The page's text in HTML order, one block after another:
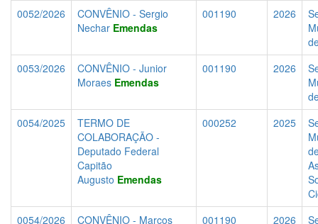
0052/2026
CONVÊNIO - Sergio
Nechar Emendas
001190 2026
0053/2026
CONVÊNIO - Junior
Moraes Emendas
001190 2026
0054/2025
TERMO DE
COLABORAÇÃO -
Deputado Federal
Capitão
Augusto Emendas
000252 2025
0054/2026
CONVÊNIO - Marcos
001190 2026